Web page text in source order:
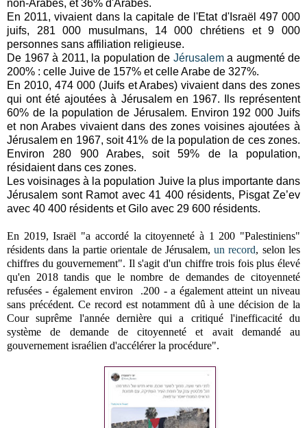
non-Arabes, et 36% d'Arabes.
En 2011, vivaient dans la capitale de l'Etat d'Israël 497 000
juifs, 281 000 musulmans, 14 000 chrétiens et 9 000
personnes sans affiliation religieuse.
De 1967 à 2011, la population de Jérusalema augmenté de
200% : celle Juive de 157% et celle Arabe de 327%.
En 2010, 474 000 (Juifs et Arabes) vivaient dans des zones
qui ont été ajoutées à Jérusalem en 1967. Ils représentent
60% de la population de Jérusalem. Environ 192 000 Juifs
et non Arabes vivaient dans des zones voisines ajoutées à
Jérusalem en 1967, soit 41% de la population de ces zones.
Environ 280 900 Arabes, soit 59% de la population,
résidaient dans ces zones.
Les voisinages à la population Juive la plus importante dans
Jérusalem sont Ramot avec 41 400 résidents, Pisgat Ze’ev
avec 40 400 résidents et Gilo avec 29 600 résidents.
En 2019, Israël "a accordé la citoyenneté à 1 200 "Palestiniens"
résidents dans la partie orientale de Jérusalem,un record, selon les
chiffres du gouvernement". Il s'agit d'un chiffre trois fois plus élevé
qu'en 2018 tandis que le nombre de demandes de citoyenneté
refusées - également environ .200 - a également atteint un niveau
sans précédent.Ce record est notamment dû à une décision de la
Cour suprême l'année dernière qui a critiqué l'inefficacité du
système de demande de citoyenneté et avait demandé au
gouvernement israélien d'accélérer la procédure".